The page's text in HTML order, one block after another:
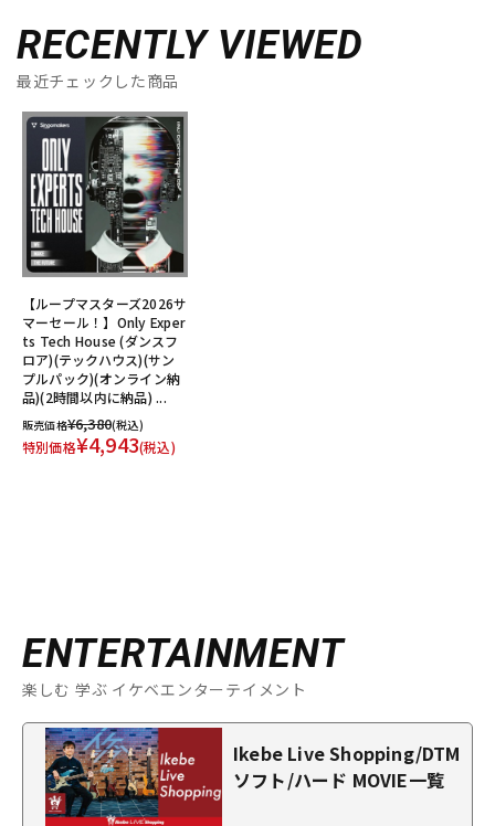
RECENTLY VIEWED
最近チェックした商品
【ループマスターズ2026サ
マーセール！】Only Exper
ts Tech House (ダンスフ
ロア)(テックハウス)(サン
プルパック)(オンライン納
品)(2時間以内に納品) ...
販売価格¥6,380(税込)
特別価格¥4,943(税込)
ENTERTAINMENT
楽しむ 学ぶ イケベエンターテイメント
Ikebe Live Shopping/DTM
ソフト/ハード MOVIE一覧